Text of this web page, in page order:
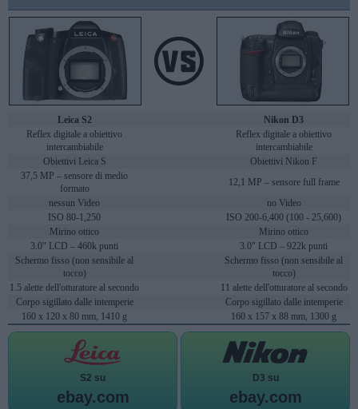
Leica S2
Nikon D3
Reflex digitale a obiettivo
intercambiabile
Reflex digitale a obiettivo
intercambiabile
Obiettivi Leica S
Obiettivi Nikon F
37,5 MP – sensore di medio
formato
12,1 MP – sensore full frame
nessun Video
no Video
ISO 80-1,250
ISO 200-6,400 (100 - 25,600)
Mirino ottico
Mirino ottico
3.0" LCD – 460k punti
3.0" LCD – 922k punti
Schermo fisso (non sensibile al
tocco)
Schermo fisso (non sensibile al
tocco)
1.5 alette dell'otturatore al secondo
11 alette dell'otturatore al secondo
Corpo sigillato dalle intemperie
Corpo sigillato dalle intemperie
160 x 120 x 80 mm, 1410 g
160 x 157 x 88 mm, 1300 g
S2 su
ebay.com
D3 su
ebay.com